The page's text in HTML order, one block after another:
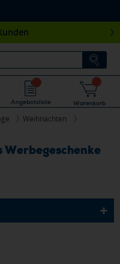
Angebotsliste Warenkorb
Weihnachten
Werbegeschenke